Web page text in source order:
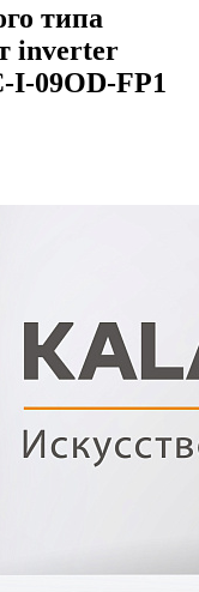
типа
inverter
I-09OD-FP1